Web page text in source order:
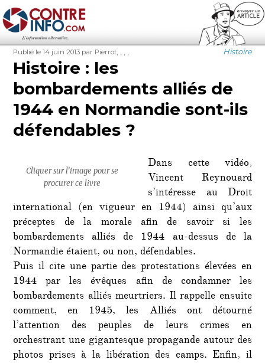
Contre-Info
Publié
le
Publié le 14 juin 2013 Auteur
par Pierrot Catégories
Histoire
Étiquettes
Histoire : les
bombardements alliés de
1944 en Normandie sont-ils
défendables ?
Cliquer sur l’image pour se
procurer ce livre
Dans cette vidéo,
Vincent Reynouard
s’intéresse au Droit
international (en vigueur en 1944) ainsi qu’aux
préceptes de la morale afin de savoir si les
bombardements alliés de 1944 au-dessus de la
Normandie étaient, ou non, défendables.
Puis il cite une partie des protestations élevées en
1944 par les évêques afin de condamner les
bombardements alliés meurtriers. Il rappelle ensuite
comment, en 1945, les Alliés ont détourné
l’attention des peuples de leurs crimes en
orchestrant une gigantesque propagande autour des
photos prises à la libération des camps. Enfin, il